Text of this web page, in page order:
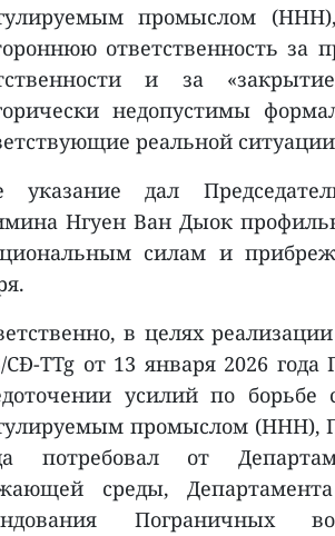
промыслом
ответственность за
и за
недопустимы
реальной
указание дал
Нгуен Ван Дыок
силам и
в целях
TTg от 13 января 2026
усилий по
промыслом (ННН),
потребовал от
среды,
Пограничных